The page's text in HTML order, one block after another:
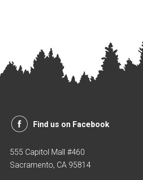
Find us on Facebook
555 Capitol Mall #460
Sacramento, CA 95814